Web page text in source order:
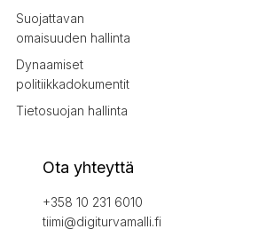
Suojattavan
omaisuuden hallinta
Dynaamiset
politiikkadokumentit
Tietosuojan hallinta
Ota yhteyttä
+358 10 231 6010
tiimi@digiturvamalli.fi